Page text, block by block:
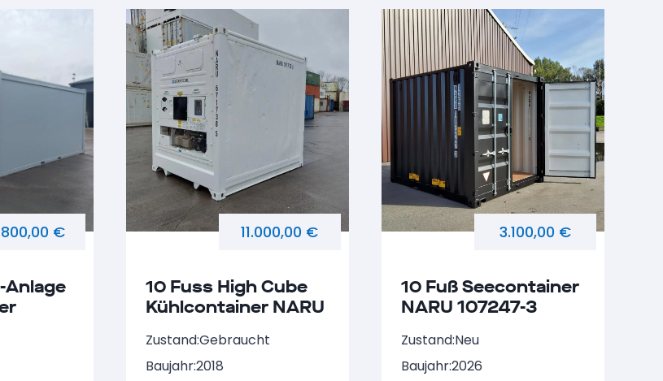
Anlage
€
10 Fuss High Cube
Kühlcontainer NARU
11.000,00 €
Zustand:Gebraucht
Baujahr:2018
10 Fuß Seecontainer
NARU 107247-3
3.100,00 €
Zustand:Neu
Baujahr:2026